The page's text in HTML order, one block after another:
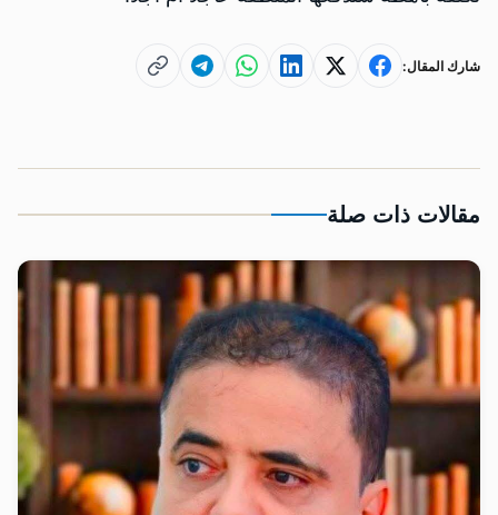
شارك المقال:
مقالات ذات صلة